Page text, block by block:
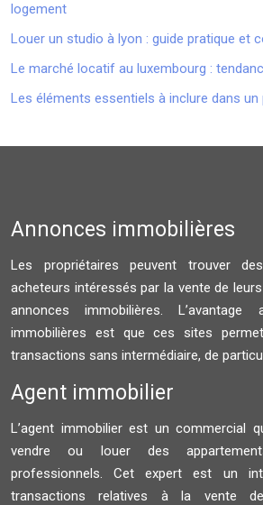
logement
Louer un studio à lyon : guide pratique et
Le marché locatif au luxembourg :
Les éléments essentiels à inclure dans un
Annonces immobilières
Les propriétaires peuvent trouver
acheteurs intéressés par la vente de
annonces immobilières.
immobilières est que ces sites
transactions sans intermédiaire, de
Agent immobilier
L’agent immobilier est un commercial
vendre ou louer des
professionnels. Cet expert est un
transactions relatives à la vente